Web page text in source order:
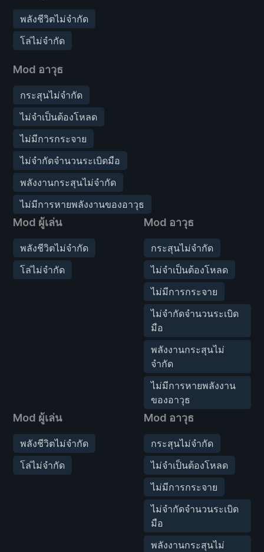
พลังชีวิตไม่จำกัด
โล่ไม่จำกัด
Mod อาวุธ
กระสุนไม่จำกัด
ไม่จำเป็นต้องโหลด
ไม่มีการกระจาย
ไม่จำกัดจำนวนระเบิดมือ
พลังงานกระสุนไม่จำกัด
ไม่มีการหายพลังงานของอาวุธ
Mod ผู้เล่น
พลังชีวิตไม่จำกัด
โล่ไม่จำกัด
Mod อาวุธ
กระสุนไม่จำกัด
ไม่จำเป็นต้องโหลด
ไม่มีการกระจาย
ไม่จำกัดจำนวนระเบิด
มือ
พลังงานกระสุนไม่
จำกัด
ไม่มีการหายพลังงาน
ของอาวุธ
Mod ผู้เล่น
พลังชีวิตไม่จำกัด
โล่ไม่จำกัด
Mod อาวุธ
กระสุนไม่จำกัด
ไม่จำเป็นต้องโหลด
ไม่มีการกระจาย
ไม่จำกัดจำนวนระเบิด
มือ
พลังงานกระสุนไม่